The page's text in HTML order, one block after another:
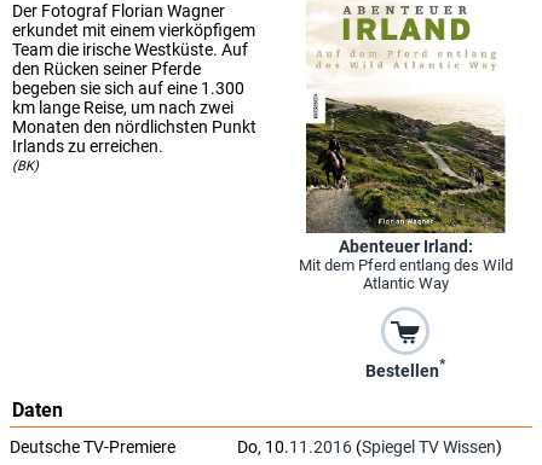
Abenteuer Irland:
Mit dem Pferd entlang des Wild
Atlantic Way
Bestellen*
Der Fotograf Florian Wagner
erkundet mit einem vierköpfigem
Team die irische Westküste. Auf
den Rücken seiner Pferde
begeben sie sich auf eine 1.300
km lange Reise, um nach zwei
Monaten den nördlichsten Punkt
Irlands zu erreichen.
(BK)
Daten
Deutsche TV-Premiere Do, 10.11.2016 (Spiegel TV Wissen)